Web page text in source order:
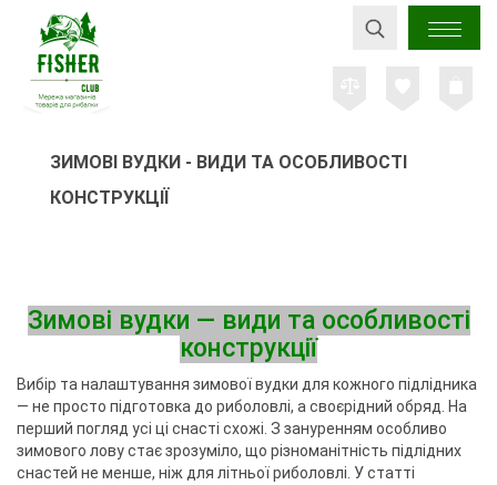
ЗИМОВІ ВУДКИ - ВИДИ ТА ОСОБЛИВОСТІ
КОНСТРУКЦІЇ
Зимові вудки — види та особливості
конструкції
Вибір та налаштування зимової вудки для кожного підлідника
— не просто підготовка до риболовлі, а своєрідний обряд. На
перший погляд усі ці снасті схожі. З зануренням особливо
зимового лову стає зрозуміло, що різноманітність підлідних
снастей не менше, ніж для літньої риболовлі. У статті